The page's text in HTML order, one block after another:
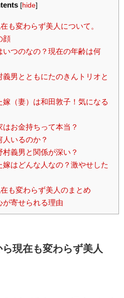
[hide]
も変わらず美人について。
顔
いつのなの？現在の年齢は何
男とともにたのきんトリオと
（妻）は和田敦子！気になる
お金持ちって本当？
いるのか？
義男と関係が深い？
嫁はどんな人なの？激やせした
も変わらず美人のまとめ
が寄せられる理由
現在も変わらず美人